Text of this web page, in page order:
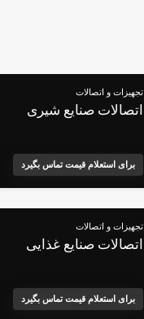
تجهیزات و اتصالات
اتصالات صنایع شیری
برای استعلام قیمت تماس بگیرد
تجهیزات و اتصالات
اتصالات صنایع غذایی
برای استعلام قیمت تماس بگیرد